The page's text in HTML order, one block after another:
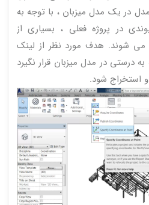
در یک مدل میزبان ، با توجه به
در پروژه فعلی ، بسیاری از
می شوند. هدف مورد نظر از لینک
درستی در مدل میزبان قرار نگیرد
و استخراج شود.